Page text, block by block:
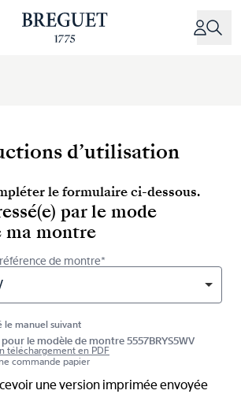
d’utilisation
le formulaire ci-dessous.
par le mode
ma montre
de montre*
le manuel suivant
le modèle de montre 5557BRYS5WV
téléchargement en PDF
commande papier
une version imprimée envoyée